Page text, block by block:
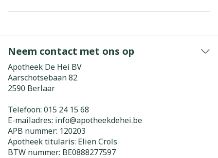
Neem contact met ons op
Apotheek De Hei BV
Aarschotsebaan 82
2590 Berlaar
Telefoon: 015 24 15 68
E-mailadres: info@apotheekdehei.be
APB nummer: 120203
Apotheek titularis: Elien Crols
BTW nummer: BE0888277597